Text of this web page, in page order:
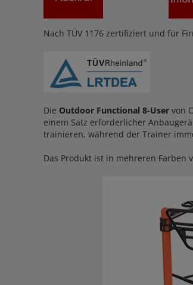
Nach TÜV 1176 zertifiziert und für
Die Outdoor Functional 8-User von
einem Satz erforderlicher
trainieren, während der Trainer
Das Produkt ist in mehreren